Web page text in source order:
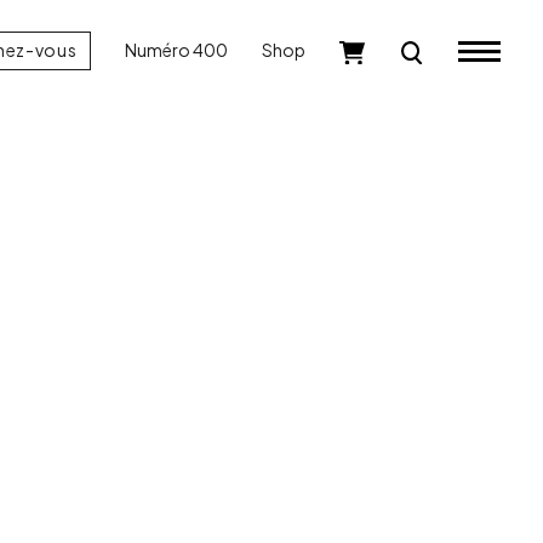
vous Numéro 400 Shop